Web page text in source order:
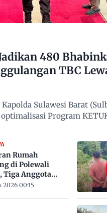
480
TBC
Sulawesi Barat
Program
Rumah
di Polewali
Tiga Anggota
Tewas Terjebak
2026 00:15